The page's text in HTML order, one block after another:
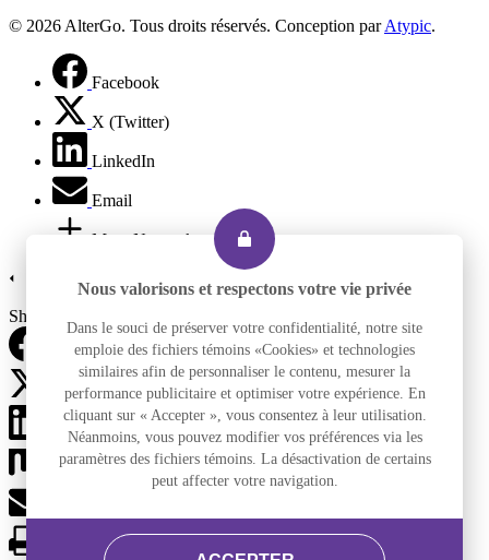
© 2026 AlterGo. Tous droits réservés. Conception parAtypic.
Facebook
X (Twitter)
LinkedIn
Email
More Networks
Share via
Facebook
X (Twitter)
LinkedIn
Mix
Nous valorisons et respectons votre vie privée
Dans le souci de préserver votre confidentialité, notre site
emploie des fichiers témoins «Cookies» et technologies
similaires afin de personnaliser le contenu, mesurer la
performance publicitaire et optimiser votre expérience. En
cliquant sur « Accepter », vous consentez à leur utilisation.
Néanmoins, vous pouvez modifier vos préférences via les
paramètres des fichiers témoins. La désactivation de certains
peut affecter votre navigation.